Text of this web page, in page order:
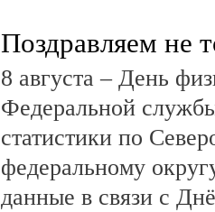
Поздравляем не
8 августа – День
Федеральной
статистики по
федеральному
данные в связи с